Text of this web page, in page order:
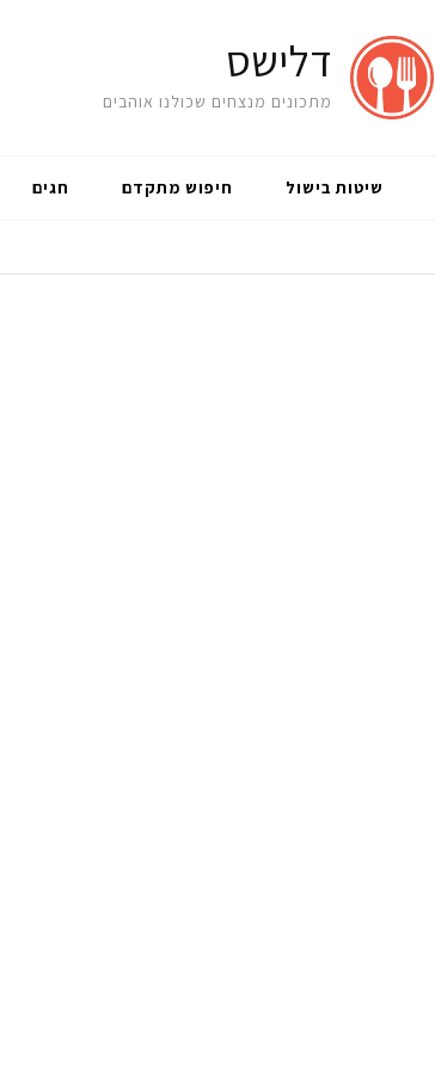
דלישס
מתכונים מנצחים שכולנו אוהבים
שיטות בישול חיפוש מתקדם חגים